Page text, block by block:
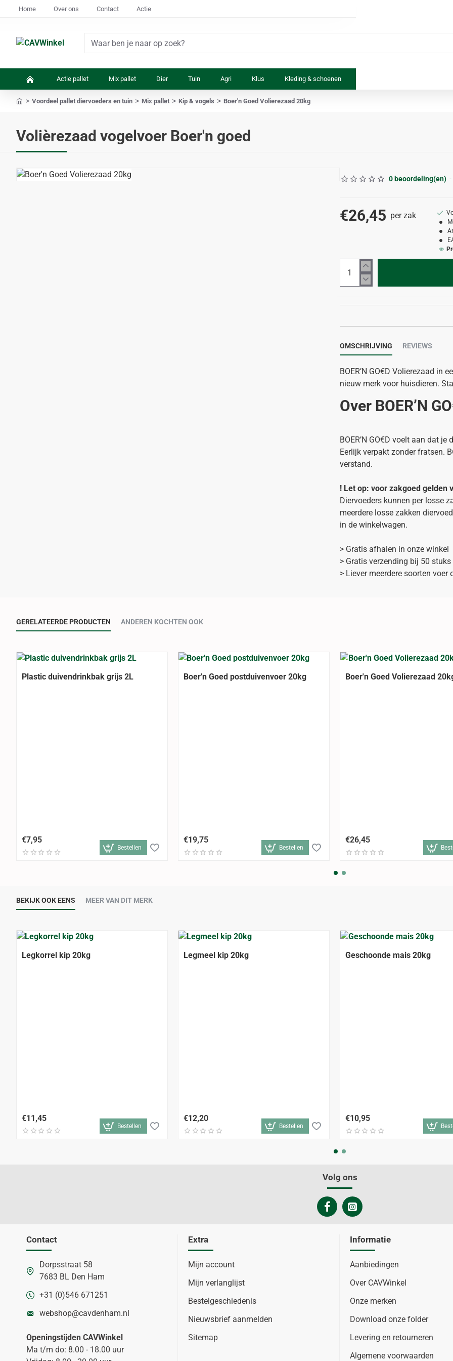
Home Over ons Contact Actie
Waar
Actie pallet Mix pallet Dier Tuin Agri Klus Kleding & schoenen
Volièrezaad vogelvoer Boer'n goed
Voordeel pallet diervoeders en tuin Mix pallet Kip & vogels Boer'n Goed Volierezaad 20kg
0 beoordeling(en) -
€26,45 per zak
OMSCHRIJVING REVIEWS
BOER’N GO€D Volierezaad in
nieuw merk voor huisdieren.
Over BOER’N
BOER’N GO€D voelt aan dat
Eerlijk verpakt zonder fratsen.
verstand.
! Let op: voor zakgoed gelden
Diervoeders kunnen per losse
meerdere losse zakken
in de winkelwagen.
> Gratis afhalen in onze winkel
> Gratis verzending bij 50
> Liever meerdere soorten
GERELATEERDE PRODUCTEN ANDEREN KOCHTEN OOK
Plastic duivendrinkbak grijs 2L
€7,95
Bestellen
Boer'n Goed postduivenvoer 20kg
€19,75
Bestellen
Boer'n Goed Volierezaad
€26,45
BEKIJK OOK EENS MEER VAN DIT MERK
Legkorrel kip 20kg
€11,45
Bestellen
Legmeel kip 20kg
€12,20
Bestellen
Geschoonde mais 20kg
€10,95
Volg ons
Contact
Dorpsstraat 58
7683 BL Den Ham
+31 (0)546 671251
webshop@cavdenham.nl
Openingstijden CAVWinkel
Ma t/m do: 8.00 - 18.00 uur
Extra
Mijn account
Mijn verlanglijst
Bestelgeschiedenis
Nieuwsbrief aanmelden
Sitemap
Informatie
Aanbiedingen
Over CAVWinkel
Onze merken
Download onze folder
Levering en retourneren
Algemene voorwaarden